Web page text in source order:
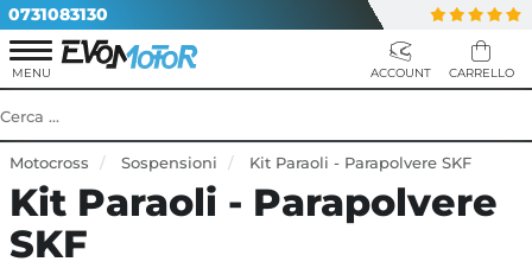
0731083130
Motocross Sospensioni Kit Paraoli - Parapolvere SKF
Kit Paraoli - Parapolvere
SKF